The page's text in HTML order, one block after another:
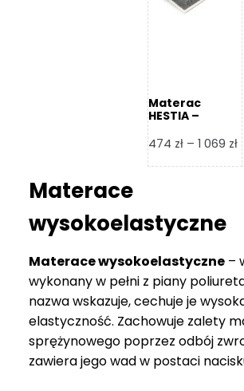
Materac
HESTIA –
474 zł – 1 069 zł
Materace
wysokoelastyczne
Materace wysokoelastyczne –
wykonany w pełni z piany
nazwa wskazuje, cechuje je
elastyczność. Zachowuje zalety
sprężynowego poprzez odbój
zawiera jego wad w postaci